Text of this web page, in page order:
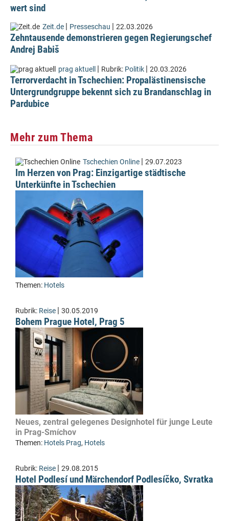
wert sind
Zeit.de | Presseschau | 22.03.2026
Zehntausende demonstrieren gegen Regierungschef
Andrej Babiš
prag aktuell | Rubrik: Politik | 20.03.2026
Terrorverdacht in Tschechien: Propalästinensische
Untergrundgruppe bekennt sich zu Brandanschlag in
Pardubice
Mehr zum Thema
Tschechien Online | 29.07.2023
Im Herzen von Prag: Einzigartige städtische
Unterkünfte in Tschechien
Themen: Hotels
Rubrik: Reise | 30.05.2019
Bohem Prague Hotel, Prag 5
Neues, zentral gelegenes Designhotel für junge Leute
in Prag-Smíchov
Themen: Hotels Prag, Hotels
Rubrik: Reise | 29.08.2015
Hotel Podlesí und Märchendorf Podlesíčko, Svratka